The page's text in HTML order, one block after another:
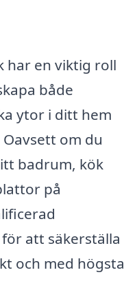
har en viktig roll
både
ytor i ditt hem
om du
badrum, kök
på
att säkerställa
och med högsta